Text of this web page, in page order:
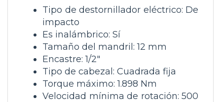
Tipo de destornillador eléctrico: De
impacto
Es inalámbrico: Sí
Tamaño del mandril: 12 mm
Encastre: 1/2"
Tipo de cabezal: Cuadrada fija
Torque máximo: 1.898 Nm
Velocidad mínima de rotación: 500